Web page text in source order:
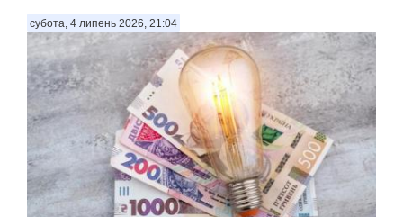
субота, 4 липень 2026, 21:04